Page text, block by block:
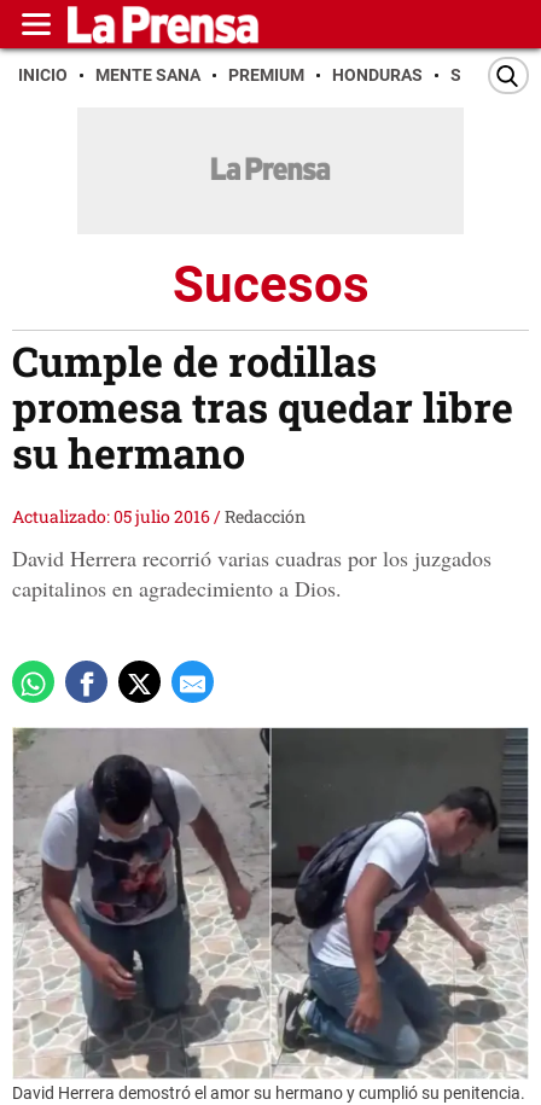
INICIO MENTE SANA PREMIUM HONDURAS SAN PEDRO
Sucesos
Cumple de rodillas
promesa tras quedar libre
su hermano
Actualizado: 05 julio 2016/Redacción
David Herrera recorrió varias cuadras por los juzgados
capitalinos en agradecimiento a Dios.
David Herrera demostró el amor su hermano y cumplió su penitencia.